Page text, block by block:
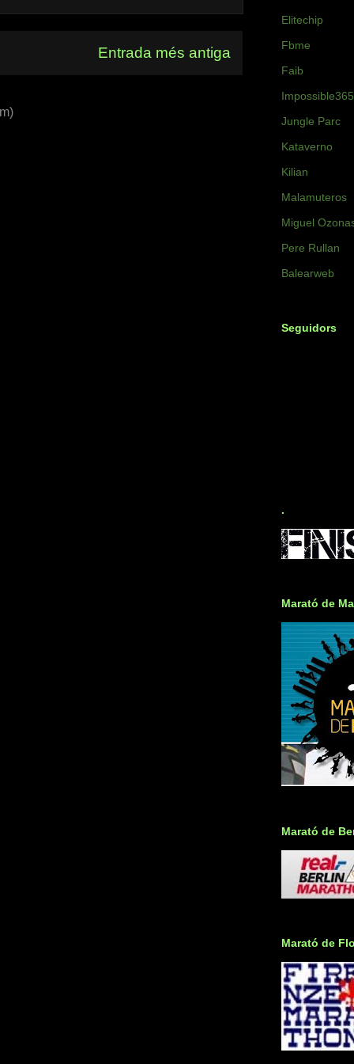
Entrada més antiga
Elitechip
Fbme
Faib
Impossible365
Jungle Parc
Kataverno
Kilian
Malamuteros
Miguel
Pere Rullan
Balearweb
Seguidors
.
Marató de
Marató de
Marató de